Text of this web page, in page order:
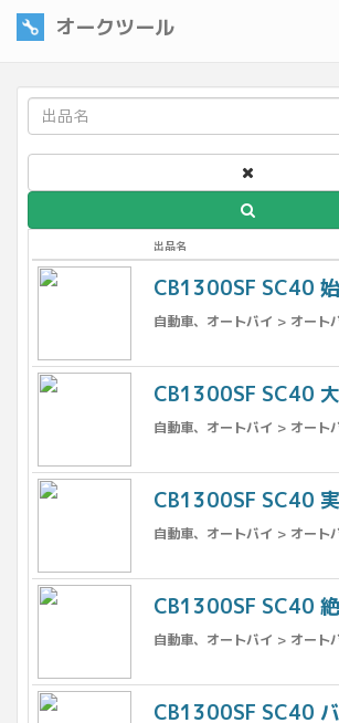
オークツール
出品名
CB1300SF SC40
自動車、オートバイ > オー
CB1300SF SC40
自動車、オートバイ > オー
CB1300SF SC40
自動車、オートバイ > オー
CB1300SF SC40
自動車、オートバイ > オー
CB1300SF SC40